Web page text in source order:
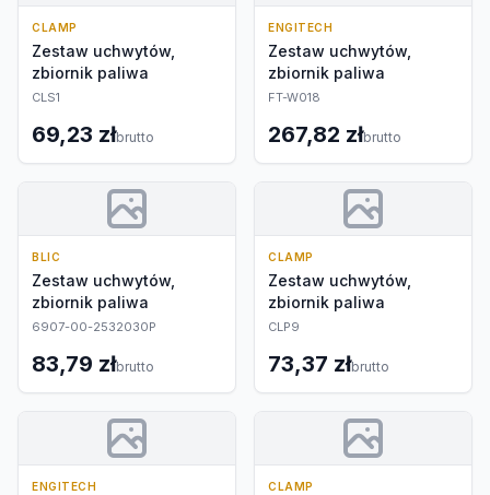
CLAMP
Zestaw uchwytów,
zbiornik paliwa
CLS1
69,23 złbrutto
ENGITECH
Zestaw uchwytów,
zbiornik paliwa
FT-W018
267,82 złbrutto
BLIC
Zestaw uchwytów,
zbiornik paliwa
6907-00-2532030P
83,79 złbrutto
CLAMP
Zestaw uchwytów,
zbiornik paliwa
CLP9
73,37 złbrutto
ENGITECH CLAMP